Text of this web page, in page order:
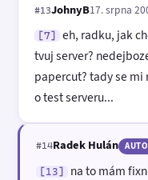
#13JohnyB17. srpna
[7]
eh, radku, jak
tvuj server?
papercut? tady se mi
o test serveru...
#14Radek Hulán
[13]
na to mám